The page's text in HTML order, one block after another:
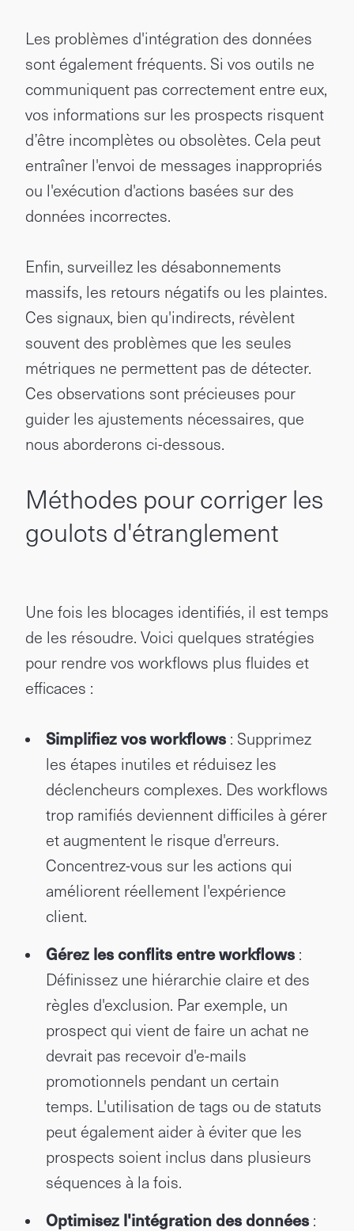
Les problèmes d'intégration des données
sont également fréquents. Si vos outils ne
communiquent pas correctement entre eux,
vos informations sur les prospects risquent
d’être incomplètes ou obsolètes. Cela peut
entraîner l'envoi de messages inappropriés
ou l'exécution d'actions basées sur des
données incorrectes.
Enfin, surveillez les désabonnements
massifs, les retours négatifs ou les plaintes.
Ces signaux, bien qu'indirects, révèlent
souvent des problèmes que les seules
métriques ne permettent pas de détecter.
Ces observations sont précieuses pour
guider les ajustements nécessaires, que
nous aborderons ci-dessous.
Méthodes pour corriger les
goulots d'étranglement
Une fois les blocages identifiés, il est temps
de les résoudre. Voici quelques stratégies
pour rendre vos workflows plus fluides et
efficaces :
Simplifiez vos workflows: Supprimez
les étapes inutiles et réduisez les
déclencheurs complexes. Des workflows
trop ramifiés deviennent difficiles à gérer
et augmentent le risque d'erreurs.
Concentrez-vous sur les actions qui
améliorent réellement l'expérience
client.
Gérez les conflits entre workflows:
Définissez une hiérarchie claire et des
règles d'exclusion. Par exemple, un
prospect qui vient de faire un achat ne
devrait pas recevoir d'e-mails
promotionnels pendant un certain
temps. L'utilisation de tags ou de statuts
peut également aider à éviter que les
prospects soient inclus dans plusieurs
séquences à la fois.
Optimisez l'intégration des données: